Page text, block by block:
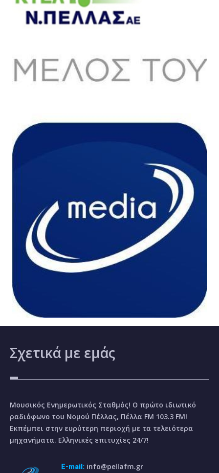
Σχετικά με εμάς
Μουσικός Ενημερωτικός Σταθμός! Ο πρώτο ιδιωτικό
ραδιόφωνο του Νομού Πέλλας, Πέλλα FM 103.3 FM!
Εκπέμπει στην ευρύτερη περιοχή με τα τελειότερα
μηχανήματα. Ελληνικές επιτυχίες 24/7!
E-mail: info@pellafm.gr